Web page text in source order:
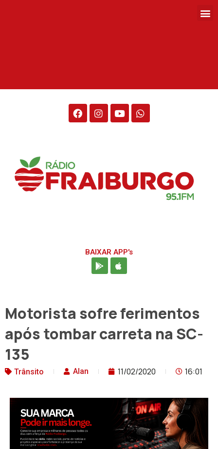
BAIXAR APP's
Motorista sofre ferimentos
após tombar carreta na SC-
135
Trânsito Alan 11/02/2020 16:01